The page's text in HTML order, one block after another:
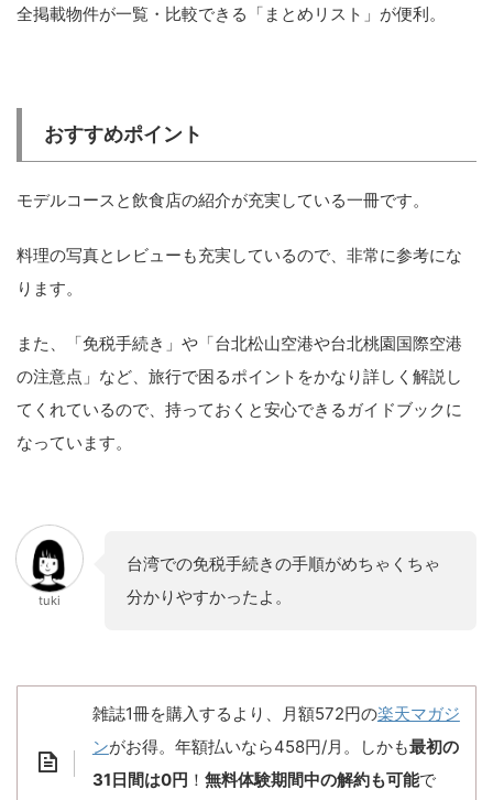
全掲載物件が一覧・比較できる「まとめリスト」が便利。
おすすめポイント
モデルコースと飲食店の紹介が充実している一冊です。
料理の写真とレビューも充実しているので、非常に参考にな
ります。
また、「免税手続き」や「台北松山空港や台北桃園国際空港
の注意点」など、旅行で困るポイントをかなり詳しく解説し
てくれているので、持っておくと安心できるガイドブックに
なっています。
tuki
台湾での免税手続きの手順がめちゃくちゃ
分かりやすかったよ。
雑誌1冊を購入するより、月額572円の楽天マガジ
ンがお得。年額払いなら458円/月。しかも最初の
31日間は0円 ！ 無料体験期間中の解約も可能で